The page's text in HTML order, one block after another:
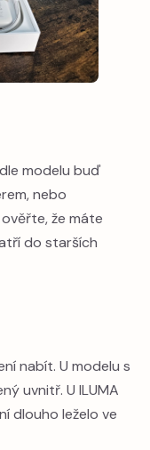
modelu buď
nebo
ověřte, že máte
do starších
nabít. U modelu s
uvnitř. U ILUMA
dlouho leželo ve